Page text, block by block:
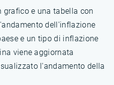
e una tabella con
dell'inflazione
e un tipo di inflazione
viene aggiornata
l'andamento della